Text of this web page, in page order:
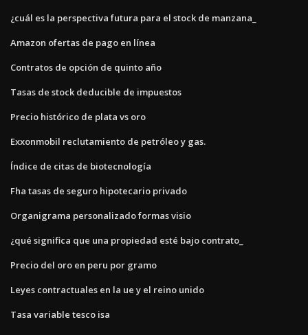
¿cuál es la perspectiva futura para el stock de manzana_
Amazon ofertas de pago en línea
Contratos de opción de quinto año
Tasas de stock deducible de impuestos
Precio histórico de plata vs oro
Exxonmobil reclutamiento de petróleo y gas.
Índice de citas de biotecnología
Fha tasas de seguro hipotecario privado
Organigrama personalizado formas visio
¿qué significa que una propiedad esté bajo contrato_
Precio del oro en peru por gramo
Leyes contractuales en la ue y el reino unido
Tasa variable tesco isa